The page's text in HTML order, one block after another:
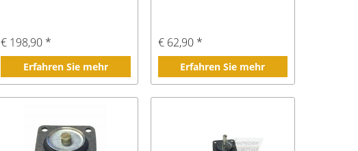
€ 198,90 *
Erfahren Sie mehr
€ 62,90 *
Erfahren Sie mehr